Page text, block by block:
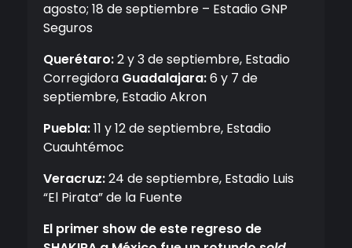
agosto; 18 de septiembre – Estadio GNP
Seguros
Querétaro:2 y 3 de septiembre, Estadio
Corregidora Guadalajara:6 y 7 de
septiembre, Estadio Akron
Puebla:11 y 12 de septiembre, Estadio
Cuauhtémoc
Veracruz:24 de septiembre, Estadio Luis
“El Pirata” de la Fuente
El primer show de este regreso de